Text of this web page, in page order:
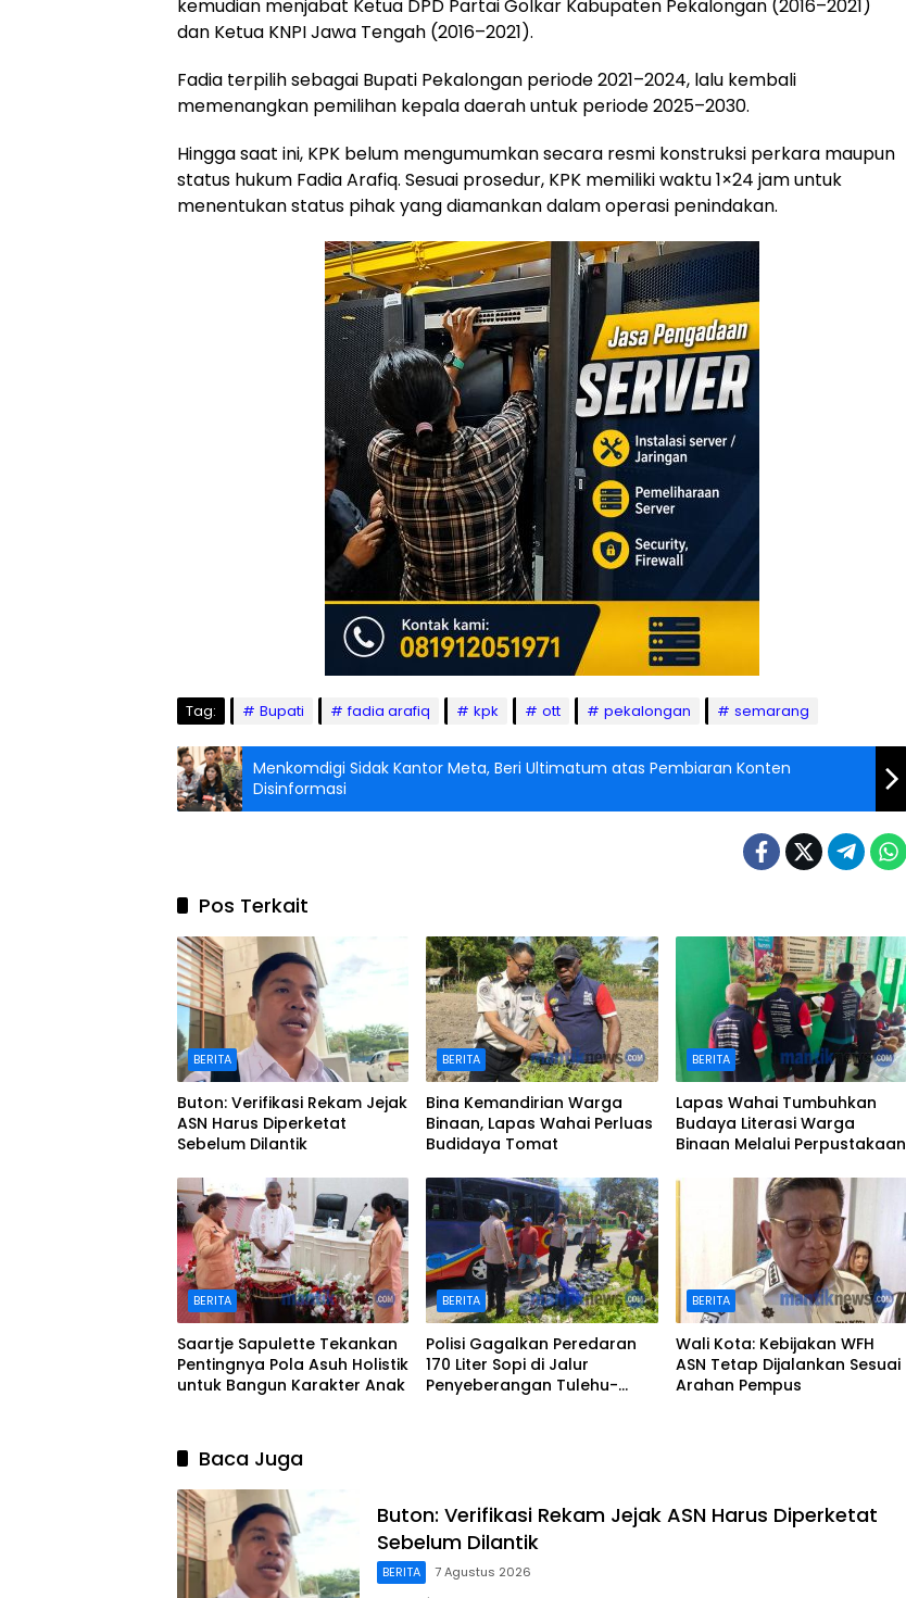
kemudian menjabat Ketua DPD Partai Golkar Kabupaten Pekalongan (2016–2021)
dan Ketua KNPI Jawa Tengah (2016–2021).
Fadia terpilih sebagai Bupati Pekalongan periode 2021–2024, lalu kembali
memenangkan pemilihan kepala daerah untuk periode 2025–2030.
Hingga saat ini, KPK belum mengumumkan secara resmi konstruksi perkara maupun
status hukum Fadia Arafiq. Sesuai prosedur, KPK memiliki waktu 1×24 jam untuk
menentukan status pihak yang diamankan dalam operasi penindakan.
Tag: Bupati fadia arafiq kpk ott pekalongan semarang
Menkomdigi Sidak Kantor Meta, Beri Ultimatum atas Pembiaran Konten
Disinformasi
Pos Terkait
BERITA
Buton: Verifikasi Rekam Jejak
ASN Harus Diperketat
Sebelum Dilantik
BERITA
Bina Kemandirian Warga
Binaan, Lapas Wahai Perluas
Budidaya Tomat
BERITA
Lapas Wahai Tumbuhkan
Budaya Literasi Warga
Binaan Melalui Perpustakaan
BERITA
Saartje Sapulette Tekankan
Pentingnya Pola Asuh Holistik
untuk Bangun Karakter Anak
BERITA
Polisi Gagalkan Peredaran
170 Liter Sopi di Jalur
Penyeberangan Tulehu-
BERITA
Wali Kota: Kebijakan WFH
ASN Tetap Dijalankan Sesuai
Arahan Pempus
Baca Juga
Buton: Verifikasi Rekam Jejak ASN Harus Diperketat
Sebelum Dilantik
BERITA 7 Agustus 2026